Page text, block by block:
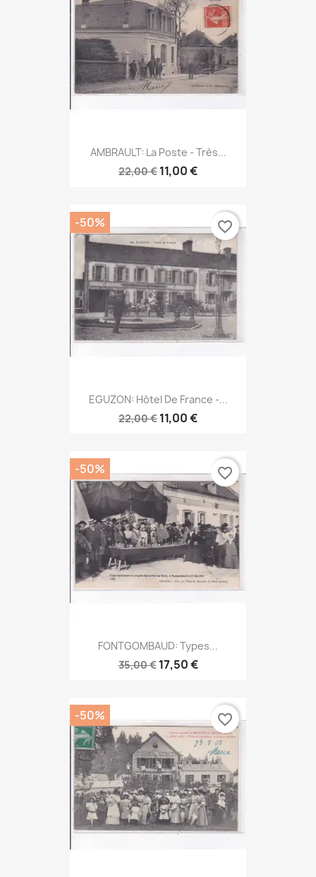
AMBRAULT: La Poste - Très...
22,00 € 11,00 €
EGUZON: Hôtel De France -...
22,00 € 11,00 €
-50% favorite_border
FONTGOMBAUD: Types...
35,00 € 17,50 €
-50% favorite_border
-50% favorite_border